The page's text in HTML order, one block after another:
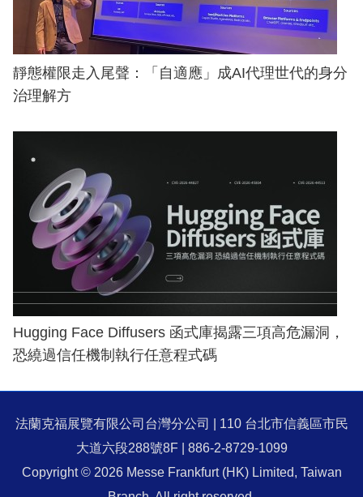
靜態權限走入尾聲：「自適應」成AI代理世代的身分
治理解方
Hugging Face Diffusers 函式庫揭露三項高危漏洞，
恐繞過信任機制執行任意程式碼
法蘭克福展覽有限公司台灣分公司 | 110 台北市信義區市民
大道六段288號8F | 886-2-8729-1099
Copyright © 2026 Messe Frankfurt (HK) Limited, Taiwan